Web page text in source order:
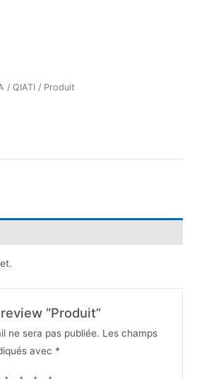
/ QIATI / Produit
“Produit”
ne sera pas publiée. Les champs
avec *